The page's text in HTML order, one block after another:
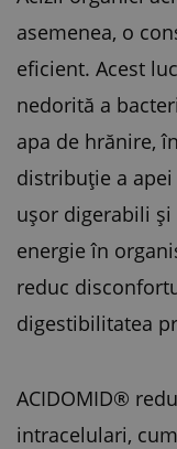
asemenea, o
eficient. Acest
nedorită a
apa de hrănire,
distribuție a
ușor digerabili
energie în
reduc
digestibilitatea
ACIDOMID®
intracelulari,